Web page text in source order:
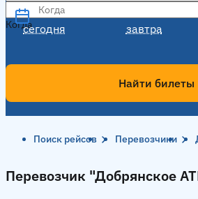
Когда
сегодня завтра
Когда
Найти билеты
Поиск рейсов Перевозчики
Перевозчик "Добрянское
Перевозчик "Добрянское